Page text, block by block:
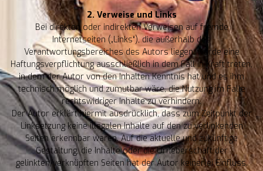
2. Verweise und Links
Bei direkten oder indirekten Verweisen auf fremde
Internetseiten („Links“), die außerhalb des
Verantwortungsbereiches des Autors liegen, würde eine
Haftungsverpflichtung ausschließlich in dem Fall in Kraft treten,
in dem der Autor von den Inhalten Kenntnis hat und es ihm
technisch möglich und zumutbar wäre, die Nutzung im Falle
rechtswidriger Inhalte zu verhindern.
Der Autor erklärt hiermit ausdrücklich, dass zum Zeitpunkt der
Linksetzung keine illegalen Inhalte auf den zu verlinkenden
Seiten erkennbar waren. Auf die aktuelle und zukünftige
Gestaltung, die Inhalte oder die Urheberschaft der
gelinkten/verknüpften Seiten hat der Autor keinerlei Einfluss.